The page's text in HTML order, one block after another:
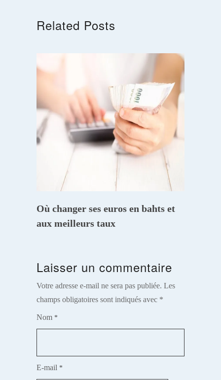
Related Posts
Où changer ses euros en bahts et
aux meilleurs taux
Laisser un commentaire
Votre adresse e-mail ne sera pas publiée. Les
champs obligatoires sont indiqués avec *
Nom *
E-mail *